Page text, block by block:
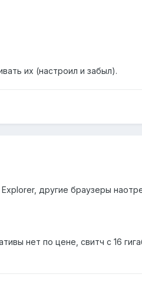
их (настроил и забыл).
другие браузеры
нет по цене, свитч с 16